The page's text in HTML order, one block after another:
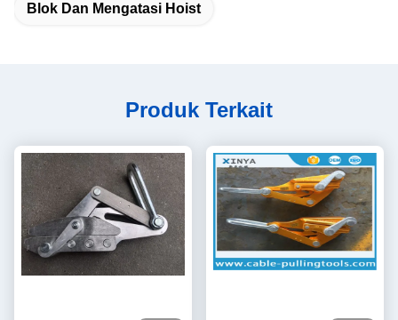
Blok Dan Mengatasi Hoist
Produk Terkait